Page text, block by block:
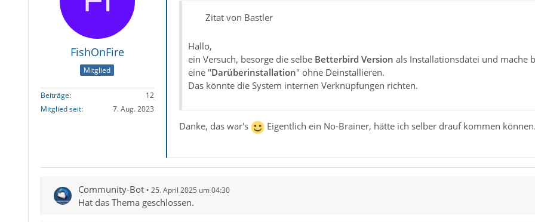
FishOnFire
Mitglied
Beiträge
12
Mitglied seit
7. Aug. 2023
Zitat von Bastler
Hallo,
ein Versuch, besorge die selbe Betterbird Version als Installationsdatei und mache
eine "Darüberinstallation" ohne Deinstallieren.
Das könnte die System internen Verknüpfungen richten.
Danke, das war's Eigentlich ein No-Brainer, hätte ich selber drauf kommen
Community-Bot 25. April 2025 um 04:30
Hat das Thema geschlossen.